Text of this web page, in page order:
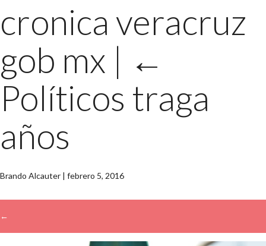
cronica veracruz
gob mx | ←
Políticos traga
años
Brando Alcauter | febrero 5, 2016
←